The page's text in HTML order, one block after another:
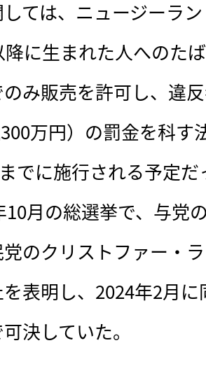
ては、ニュージーラ
に生まれた人へのた
み販売を許可し、違
万円）の罰金を科
でに施行される予定
10月の総選挙で、与党
のクリストファー・
表明し、2024年2月
決していた。